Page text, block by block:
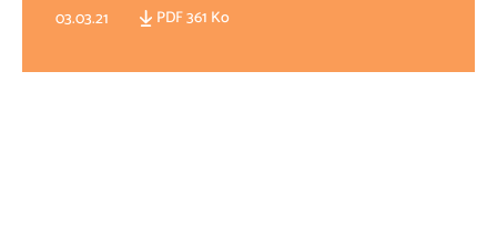
03.03.21 PDF 361 Ko